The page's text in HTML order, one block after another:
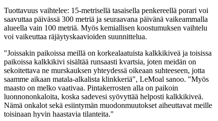
Tuottavuus vaihtelee: 15-metrisellä tasaisella penkereellä porari voi
saavuttaa päivässä 300 metriä ja seuraavana päivänä vaikeammalla
alueella vain 100 metriä. Myös kemiallisen koostumuksen vaihtelu
voi vaikeuttaa räjäytyskaavioiden suunnittelua.
"Joissakin paikoissa meillä on korkealaatuista kalkkikiveä ja toisissa
paikoissa kalkkikivi sisältää runsaasti kvartsia, joten meidän on
sekoitettava ne murskauksen yhteydessä oikeaan suhteeseen, jotta
saamme aikaan matala-alkalista klinkkeriä", LeMoal sanoo. "Myös
maasto on melko vaativaa. Pintakerrosten alla on paikoin
luonnononkaloita, koska sadevesi syövyttää helposti kalkkikiveä.
Nämä onkalot sekä esiintymän muodonmuutokset aiheuttavat meille
toisinaan hyvin haastavia tilanteita."